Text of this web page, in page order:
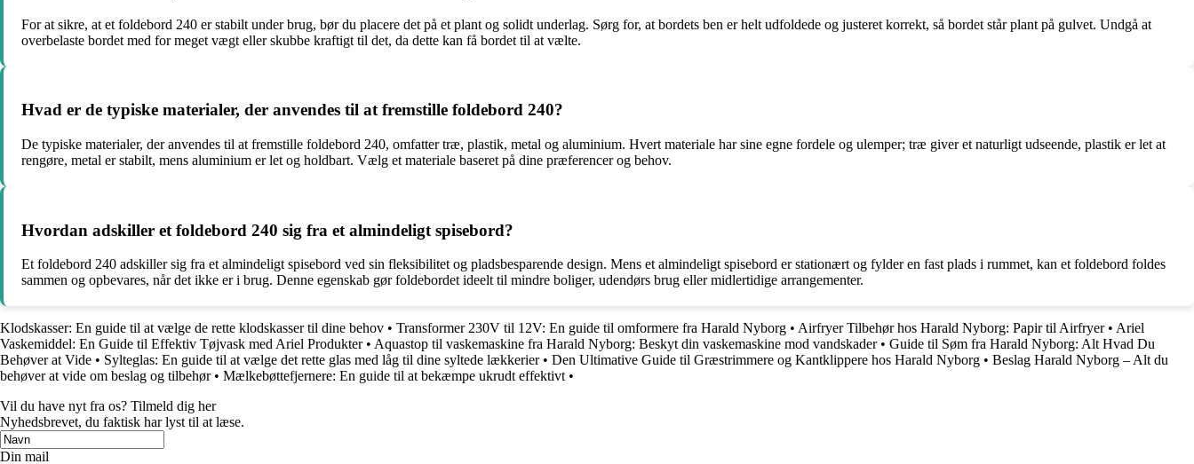
For at sikre, at et foldebord 240 er stabilt under brug, bør du placere det på et plant og solidt underlag. Sørg for, at bordets ben er helt udfoldede og justeret korrekt, så bordet står plant på gulvet. Undgå at
overbelaste bordet med for meget vægt eller skubbe kraftigt til det, da dette kan få bordet til at vælte.
Hvad er de typiske materialer, der anvendes til at fremstille foldebord 240?
De typiske materialer, der anvendes til at fremstille foldebord 240, omfatter træ, plastik, metal og aluminium. Hvert materiale har sine egne fordele og ulemper; træ giver et naturligt udseende, plastik er let at
rengøre, metal er stabilt, mens aluminium er let og holdbart. Vælg et materiale baseret på dine præferencer og behov.
Hvordan adskiller et foldebord 240 sig fra et almindeligt spisebord?
Et foldebord 240 adskiller sig fra et almindeligt spisebord ved sin fleksibilitet og pladsbesparende design. Mens et almindeligt spisebord er stationært og fylder en fast plads i rummet, kan et foldebord foldes
sammen og opbevares, når det ikke er i brug. Denne egenskab gør foldebordet ideelt til mindre boliger, udendørs brug eller midlertidige arrangementer.
Klodskasser: En guide til at vælge de rette klodskasser til dine behov • Transformer 230V til 12V: En guide til omformere fra Harald Nyborg • Airfryer Tilbehør hos Harald Nyborg: Papir til Airfryer• Ariel
Vaskemiddel: En Guide til Effektiv Tøjvask med Ariel Produkter• Aquastop til vaskemaskine fra Harald Nyborg: Beskyt din vaskemaskine mod vandskader• Guide til Søm fra Harald Nyborg: Alt Hvad Du
Behøver at Vide • Sylteglas: En guide til at vælge det rette glas med låg til dine syltede lækkerier• Den Ultimative Guide til Græstrimmere og Kantklippere hos Harald Nyborg • Beslag Harald Nyborg – Alt du
behøver at vide om beslag og tilbehør• Mælkebøttefjernere: En guide til at bekæmpe ukrudt effektivt •
Vil du have nyt fra os? Tilmeld dig her
Nyhedsbrevet, du faktisk har lyst til at læse.
Din mail